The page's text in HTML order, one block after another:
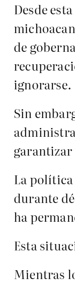
Desde
de
ignorarse.
Sin
La
durante
ha
Esta
Mientras